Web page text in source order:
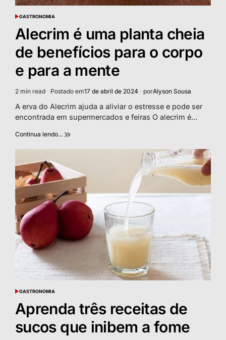
POSTED
GASTRONOMIA
Alecrim é uma planta cheia
de benefícios para o corpo
e para a mente
Estimated
read
2 min read Postado em17 de abril de 2024 porAlyson Sousa
A erva do Alecrim ajuda a aliviar o estresse e pode ser
encontrada em supermercados e feiras O alecrim é…
Continua lendo...
POSTED
GASTRONOMIA
Aprenda três receitas de
sucos que inibem a fome